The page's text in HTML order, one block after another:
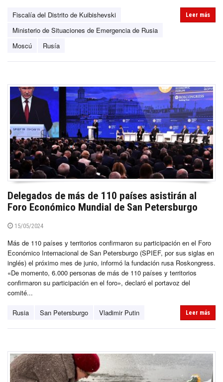
Fiscalía del Distrito de Kuibishevski
Ministerio de Situaciones de Emergencia de Rusia
Moscú
Rusía
Leer más
Delegados de más de 110 países asistirán al
Foro Económico Mundial de San Petersburgo
15/05/2024
Más de 110 países y territorios confirmaron su participación en el Foro
Económico Internacional de San Petersburgo (SPIEF, por sus siglas en
inglés) el próximo mes de junio, informó la fundación rusa Roskongress.
«De momento, 6.000 personas de más de 110 países y territorios
confirmaron su participación en el foro», declaró el portavoz del
comité...
Rusia San Petersburgo Vladimir Putin Leer más